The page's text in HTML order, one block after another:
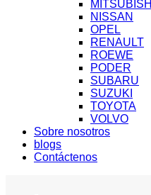
MITSUBISHI
NISSAN
OPEL
RENAULT
ROEWE
PODER
SUBARU
SUZUKI
TOYOTA
VOLVO
Sobre nosotros
blogs
Contáctenos